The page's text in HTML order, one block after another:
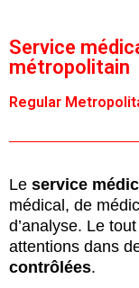
Service
métropolitain
Regular
Le service
médical, de
d’analyse. Le
attentions dans
contrôlées.